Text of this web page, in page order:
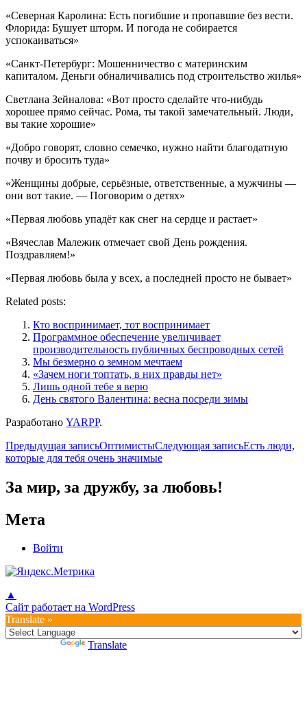
«Северная Каролина: Есть погибшие и пропавшие без вести.
Флорида: Бушует шторм. И погода не собирается
успокаиваться»
«Санкт-Петербург: Мошенничество с материнским
капиталом. Деньги обналичивались под строительство жилья»
Светлана Зейналова: «Вот просто сделайте что-нибудь
хорошее прямо сейчас. Рома, ты такой замечательный. Люди,
вы такие хорошие»
«Добро говорят, словно семечко, нужно найти благодатную
почву и бросить туда»
«Женщины добрые, серьёзные, ответственные, а мужчины —
они вот такие. — Поговорим о детях»
«Первая любовь упадёт как снег на сердце и растает»
«Вячеслав Малежик отмечает свой День рождения.
Поздравляем!»
«Первая любовь была у всех, а последней просто не бывает»
Related posts:
Кто воспринимает, тот воспринимает
Программное обеспечение увеличивает
производительность публичных беспроводных сетей
Мы безмерно о земном мечтаем
«Зачем ноги топтать, в них правды нет»
Лишь одной тебе я верю
День святого Валентина: весна посреди зимы
Разработано YARPP.
Навигация
по
записям
Предыдущая записьОптимистыСледующая записьЕсть люди,
которые для тебя очень значимые
За мир, за дружбу, за любовь!
Мета
Войти
▲
Сайт работает на WordPress
Translate »
Translate